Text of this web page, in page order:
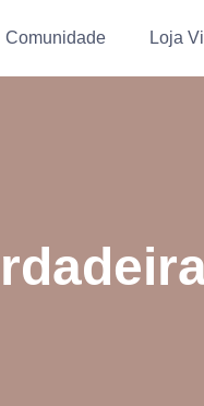
Comunidade Loja